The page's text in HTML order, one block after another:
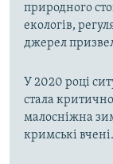
природного
екологів,
джерел
У 2020 році
стала
малосніжна
кримські вчені.